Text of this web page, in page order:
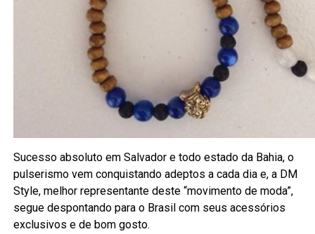
Sucesso absoluto em Salvador e todo estado da Bahia, o
pulserismo vem conquistando adeptos a cada dia e, a DM
Style, melhor representante deste “movimento de moda”,
segue despontando para o Brasil com seus acessórios
exclusivos e de bom gosto.